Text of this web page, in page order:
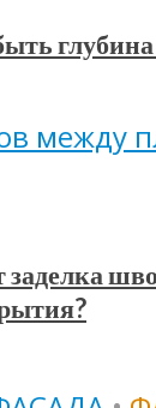
глубина
заделка